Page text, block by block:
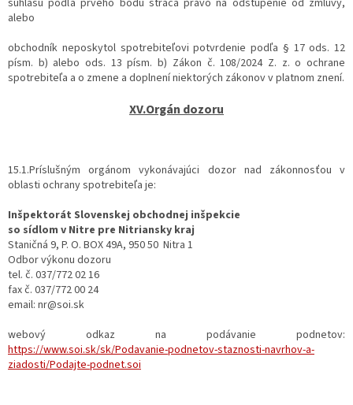
alebo
obchodník neposkytol spotrebiteľovi potvrdenie podľa § 17 ods. 12
písm. b) alebo ods. 13 písm. b) Zákon č. 108/2024 Z. z. o ochrane
spotrebiteľa a o zmene a doplnení niektorých zákonov v platnom znení.
XV.Orgán dozoru
15.1.Príslušným orgánom vykonávajúci dozor nad zákonnosťou v
oblasti ochrany spotrebiteľa je:
Inšpektorát Slovenskej obchodnej inšpekcie
so sídlom v Nitre pre Nitriansky kraj
Staničná 9, P. O. BOX 49A, 950 50 Nitra 1
Odbor výkonu dozoru
tel. č. 037/772 02 16
fax č. 037/772 00 24
email: nr@soi.sk
webový odkaz na podávanie podnetov:
https://www.soi.sk/sk/Podavanie-podnetov-staznosti-navrhov-a-
ziadosti/Podajte-podnet.soi